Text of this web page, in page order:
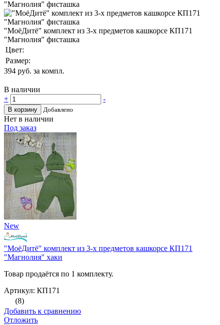
"МоёДитё" комплект из 3-х предметов кашкорсе КП171
"Магнолия" фисташка
Цвет:
Размер:
394 руб. за компл.
В наличии
+
-
В корзину Добавлено
Нет в наличии
Под заказ
New
"МоёДитё" комплект из 3-х предметов кашкорсе КП171
"Магнолия" хаки
Товар продаётся по 1 комплекту.
Артикул: КП171
(8)
Добавить к сравнению
Отложить